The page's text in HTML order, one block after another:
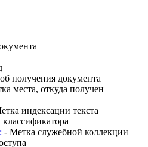
получения документа
места, откуда получен
индексации текста
- Метка служебной коллекции